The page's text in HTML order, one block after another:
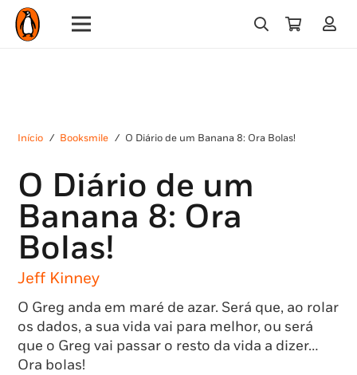
Início / Booksmile / O Diário de um Banana 8: Ora Bolas!
O Diário de um
Banana 8: Ora
Bolas!
Jeff Kinney
O Greg anda em maré de azar. Será que, ao rolar
os dados, a sua vida vai para melhor, ou será
que o Greg vai passar o resto da vida a dizer…
Ora bolas!